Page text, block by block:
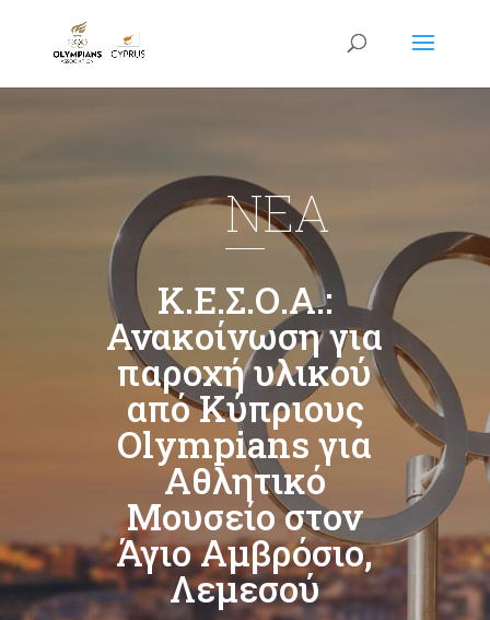
NEA
Κ.Ε.Σ.Ο.Α.:
Ανακοίνωση για
παροχή υλικού
από Κύπριους
Olympians για
Αθλητικό
Μουσείο στον
Άγιο Αμβρόσιο,
Λεμεσού